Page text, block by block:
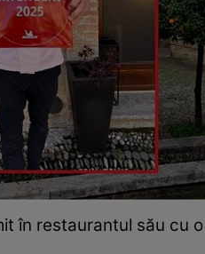
în restaurantul său cu